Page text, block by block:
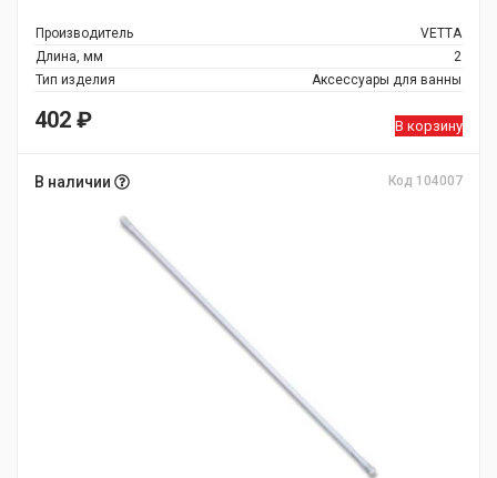
Производитель
VETTA
Длина, мм
2
Тип изделия
Аксессуары для ванны
402 ₽ В корзину
В наличии Код 104007